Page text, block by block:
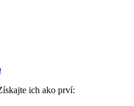
ich ako prví: